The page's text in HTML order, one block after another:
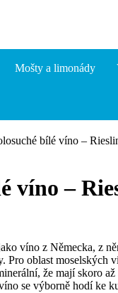
Mošty a limonády
bílé víno –
víno –
víno z Německa, z
Pro oblast moselských
že mají skoro
se výborně hodí ke